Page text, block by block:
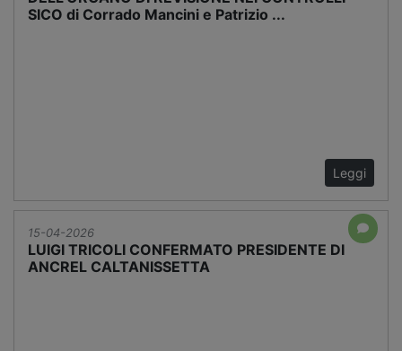
SICO di Corrado Mancini e Patrizio ...
Leggi
15-04-2026
LUIGI TRICOLI CONFERMATO PRESIDENTE DI
ANCREL CALTANISSETTA